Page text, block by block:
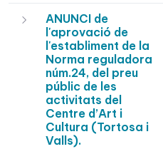
ANUNCI de
l'aprovació de
l'establiment de la
Norma reguladora
núm.24, del preu
públic de les
activitats del
Centre d’Art i
Cultura (Tortosa i
Valls).